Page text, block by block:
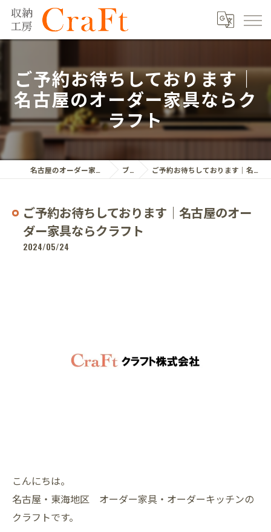
ご予約お待ちしております｜
名古屋のオーダー家具ならク
ラフト
名古屋のオーダー家具ならクラフト株式会社 ブログ ご予約お待ちしております｜名古屋のオーダー家具ならクラフト
ご予約お待ちしております｜名古屋のオー
ダー家具ならクラフト
2024/05/24
こんにちは。
名古屋・東海地区 オーダー家具・オーダーキッチンの
クラフトです。